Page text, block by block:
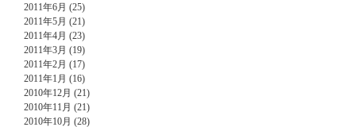
2011年6月 (25)
2011年5月 (21)
2011年4月 (23)
2011年3月 (19)
2011年2月 (17)
2011年1月 (16)
2010年12月 (21)
2010年11月 (21)
2010年10月 (28)